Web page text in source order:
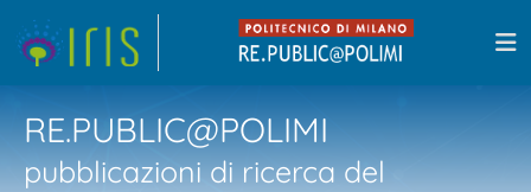
RE.PUBLIC@POLIMI
pubblicazioni di ricerca del